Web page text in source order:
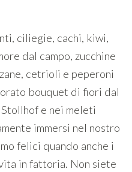
ciliegie, cachi, kiwi,
dal campo, zucchine
cetrioli e peperoni
bouquet di fiori dal
e nei meleti
immersi nel nostro
felici quando anche i
in fattoria. Non siete